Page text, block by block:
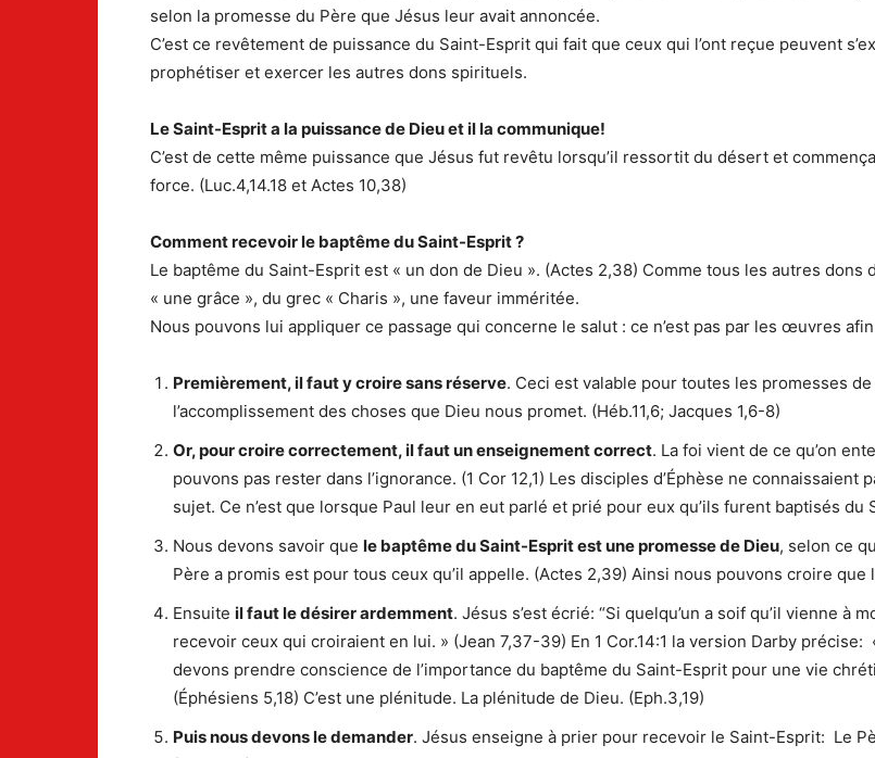
selon la promesse du Père que Jésus leur avait annoncée.
C’est ce revêtement de puissance du Saint-Esprit qui fait que ceux qui l’ont reçue peuvent
prophétiser et exercer les autres dons spirituels.
Le Saint-Esprit a la puissance de Dieu et il la communique!
C’est de cette même puissance que Jésus fut revêtu lorsqu’il ressortit du désert et
force. (Luc.4,14.18 et Actes 10,38)
Comment recevoir le baptême du Saint-Esprit ?
Le baptême du Saint-Esprit est « un don de Dieu ». (Actes 2,38) Comme tous les autres dons
« une grâce », du grec « Charis », une faveur imméritée.
Nous pouvons lui appliquer ce passage qui concerne le salut : ce n’est pas par les œuvres
Premièrement, il faut y croire sans réserve. Ceci est valable pour toutes les promesses
l’accomplissement des choses que Dieu nous promet. (Héb.11,6; Jacques 1,6-8)
Or, pour croire correctement, il faut un enseignement correct. La foi vient de ce qu’on
pouvons pas rester dans l’ignorance. (1 Cor 12,1) Les disciples d’Éphèse ne
sujet. Ce n’est que lorsque Paul leur en eut parlé et prié pour eux qu’ils furent baptisés du
Nous devons savoir que le baptême du Saint-Esprit est une promesse de Dieu, selon ce
Père a promis est pour tous ceux qu’il appelle. (Actes 2,39) Ainsi nous pouvons croire
Ensuite il faut le désirer ardemment. Jésus s’est écrié: “Si quelqu’un a soif qu’il vienne à
recevoir ceux qui croiraient en lui. » (Jean 7,37-39) En 1 Cor.14:1 la version Darby
devons prendre conscience de l’importance du baptême du Saint-Esprit pour une vie
(Éphésiens 5,18) C’est une plénitude. La plénitude de Dieu. (Eph.3,19)
Puis nous devons le demander. Jésus enseigne à prier pour recevoir le Saint-Esprit: Le